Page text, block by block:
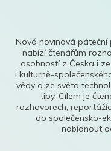
Nová novinová páteční
nabízí čtenářům
osobností z Česka i
i kulturně-
vědy a ze světa
tipy. Cílem je
rozhovorech,
do společensko-
nabídnout